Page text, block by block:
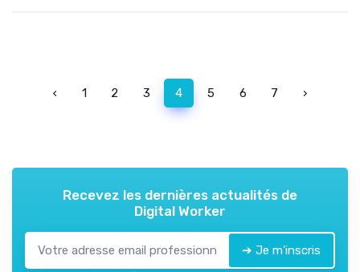
‹ 1 2 3 4 5 6 7 ›
Recevez les dernières actualités de
Digital Worker
➔ Je m'inscris